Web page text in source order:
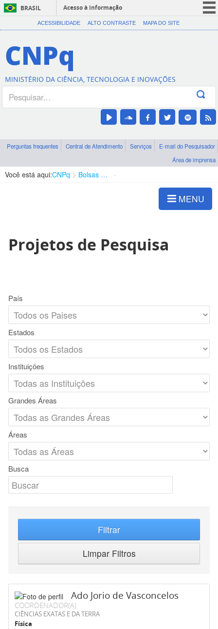
BRASIL
Acesso à informação
CORONAVÍRUS (COVID-19)
Canais
ACESSIBILIDADE ALTO CONTRASTE MAPA DO SITE
CNPq
MINISTÉRIO DA CIÊNCIA, TECNOLOGIA E INOVAÇÕES
Perguntas frequentes Central de Atendimento Serviços
E-mail do Pesquisador
Área de imprensa
Você está aqui:CNPq Bolsas e Auxílios Vigentes
MENU
Projetos de Pesquisa
País
Estados
Instituições
Grandes Áreas
Áreas
Busca
Filtrar
Limpar Filtros
Ado Jorio de Vasconcelos
COORDENADOR(A)
CIÊNCIAS EXATAS E DA TERRA
Física